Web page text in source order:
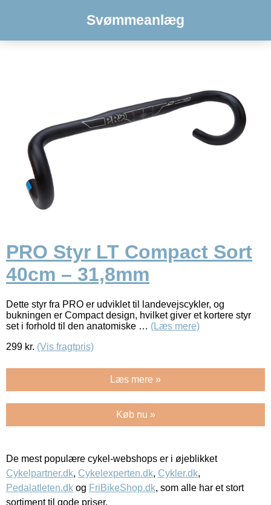
Svømmeanlæg
PRO Styr LT Compact Sort
40cm – 31,8mm
Dette styr fra PRO er udviklet til landevejscykler, og
bukningen er Compact design, hvilket giver et kortere styr
set i forhold til den anatomiske … (Læs mere)
299 kr. (Vis fragtpris)
Læs mere »
Køb nu »
De mest populære cykel-webshops er i øjeblikket
Cykelpartner.dk, Cykelexperten.dk, Cykler.dk,
Pedalatleten.dk og FriBikeShop.dk, som alle har et stort
sortiment til gode priser.